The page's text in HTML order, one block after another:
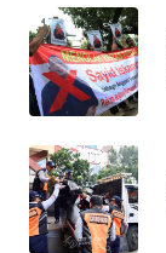
WAHANA
NEWS
WAHANA
WAHANA
ADVOKAT